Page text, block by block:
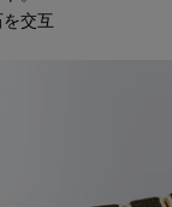
交互